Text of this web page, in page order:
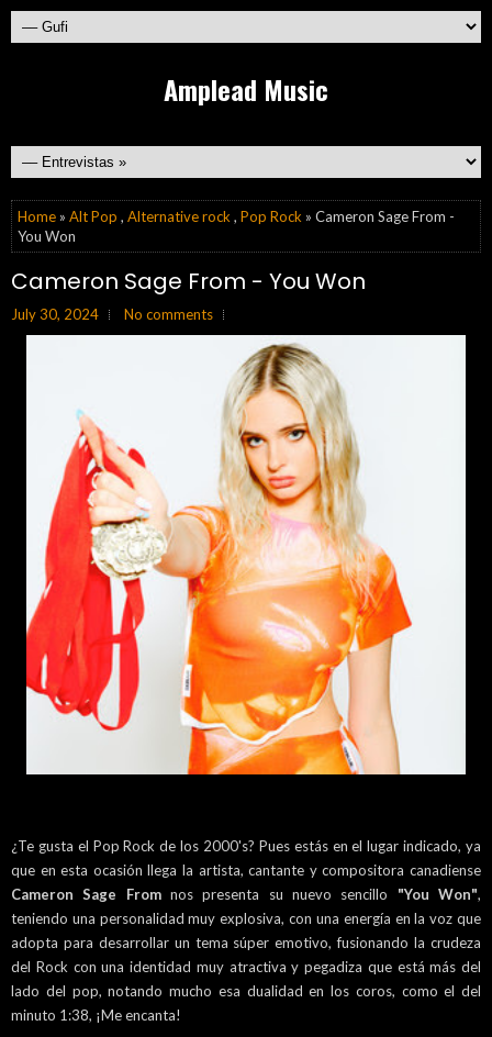
Amplead Music
Home » Alt Pop , Alternative rock , Pop Rock » Cameron Sage From -
You Won
Cameron Sage From - You Won
July 30, 2024 No comments
¿Te gusta el Pop Rock de los 2000's? Pues estás en el lugar indicado, ya
que en esta ocasión llega la artista, cantante y compositora canadiense
Cameron Sage From nos presenta su nuevo sencillo "You Won",
teniendo una personalidad muy explosiva, con una energía en la voz que
adopta para desarrollar un tema súper emotivo, fusionando la crudeza
del Rock con una identidad muy atractiva y pegadiza que está más del
lado del pop, notando mucho esa dualidad en los coros, como el del
minuto 1:38, ¡Me encanta!